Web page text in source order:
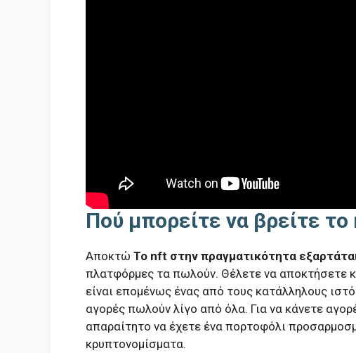
Πού μπορείτε να βρείτε
Αποκτώ Το nft στην πραγματικότητα
πλατφόρμες τα πωλούν. Θέλετε να αποκτήσετε
είναι επομένως ένας από τους κατάλληλους
αγορές πωλούν λίγο από όλα. Για να κάνετε
απαραίτητο να έχετε ένα πορτοφόλι
κρυπτονομίσματα.